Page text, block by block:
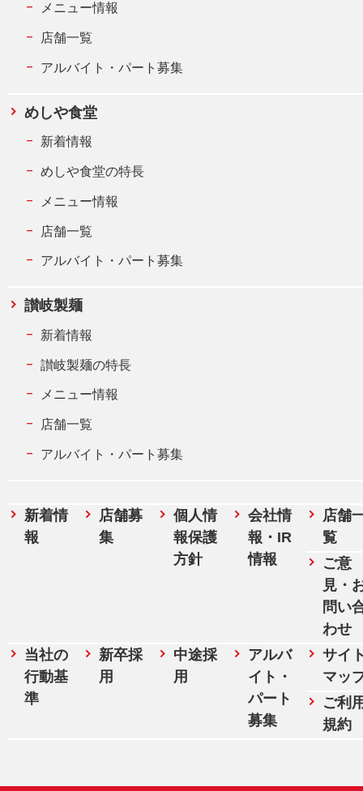
メニュー情報
店舗一覧
アルバイト・パート募集
めしや食堂
新着情報
めしや食堂の特長
メニュー情報
店舗一覧
アルバイト・パート募集
讃岐製麺
新着情報
讃岐製麺の特長
メニュー情報
店舗一覧
アルバイト・パート募集
新着情
報
店舗募
集
個人情
報保護
方針
会社情
報・IR
情報
店舗
覧
ご意
見・
問い
わせ
当社の
行動基
準
新卒採
用
中途採
用
アルバ
イト・
パート
募集
サイ
マッ
ご利
規約